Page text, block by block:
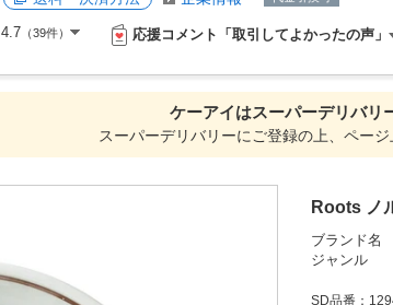
4.7（39件） 応援コメント「取引してよかったの声」
ケーアイはスーパーデリバリ
スーパーデリバリーにご登録の上、ペー
Roots ノ
ブランド名
ジャンル
SD品番：